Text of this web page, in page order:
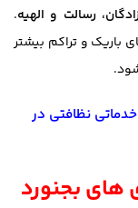
رسالت و الهیه.
و تراکم بیشتر
نظافتی در
های بجنورد